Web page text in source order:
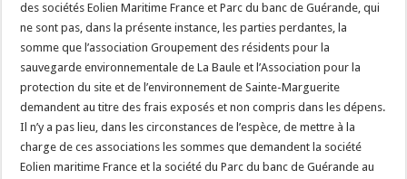
des sociétés Eolien Maritime France et Parc du banc de Guérande, qui
ne sont pas, dans la présente instance, les parties perdantes, la
somme que l’association Groupement des résidents pour la
sauvegarde environnementale de La Baule et l’Association pour la
protection du site et de l’environnement de Sainte-Marguerite
demandent au titre des frais exposés et non compris dans les dépens.
Il n’y a pas lieu, dans les circonstances de l’espèce, de mettre à la
charge de ces associations les sommes que demandent la société
Eolien maritime France et la société du Parc du banc de Guérande au